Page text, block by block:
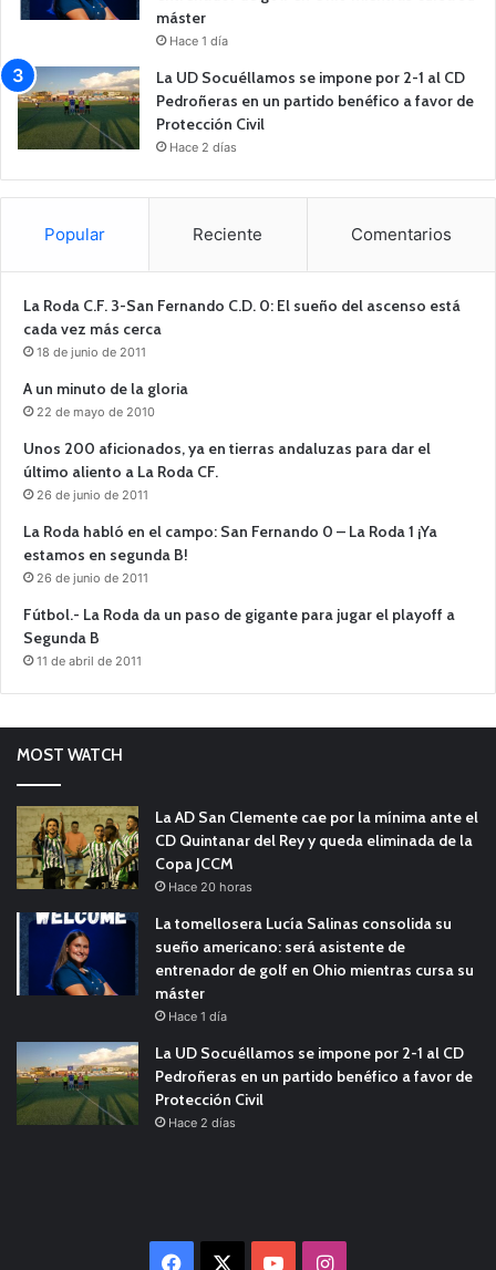
máster
Hace 1 día
La UD Socuéllamos se impone por 2-1 al CD
Pedroñeras en un partido benéfico a favor de
Protección Civil
Hace 2 días
Popular Reciente Comentarios
La Roda C.F. 3-San Fernando C.D. 0: El sueño del ascenso está
cada vez más cerca
18 de junio de 2011
A un minuto de la gloria
22 de mayo de 2010
Unos 200 aficionados, ya en tierras andaluzas para dar el
último aliento a La Roda CF.
26 de junio de 2011
La Roda habló en el campo: San Fernando 0 – La Roda 1 ¡Ya
estamos en segunda B!
26 de junio de 2011
Fútbol.- La Roda da un paso de gigante para jugar el playoff a
Segunda B
11 de abril de 2011
MOST WATCH
La AD San Clemente cae por la mínima ante el
CD Quintanar del Rey y queda eliminada de la
Copa JCCM
Hace 20 horas
La tomellosera Lucía Salinas consolida su
sueño americano: será asistente de
entrenador de golf en Ohio mientras cursa su
máster
Hace 1 día
La UD Socuéllamos se impone por 2-1 al CD
Pedroñeras en un partido benéfico a favor de
Protección Civil
Hace 2 días
Facebook YouTubeInstagram